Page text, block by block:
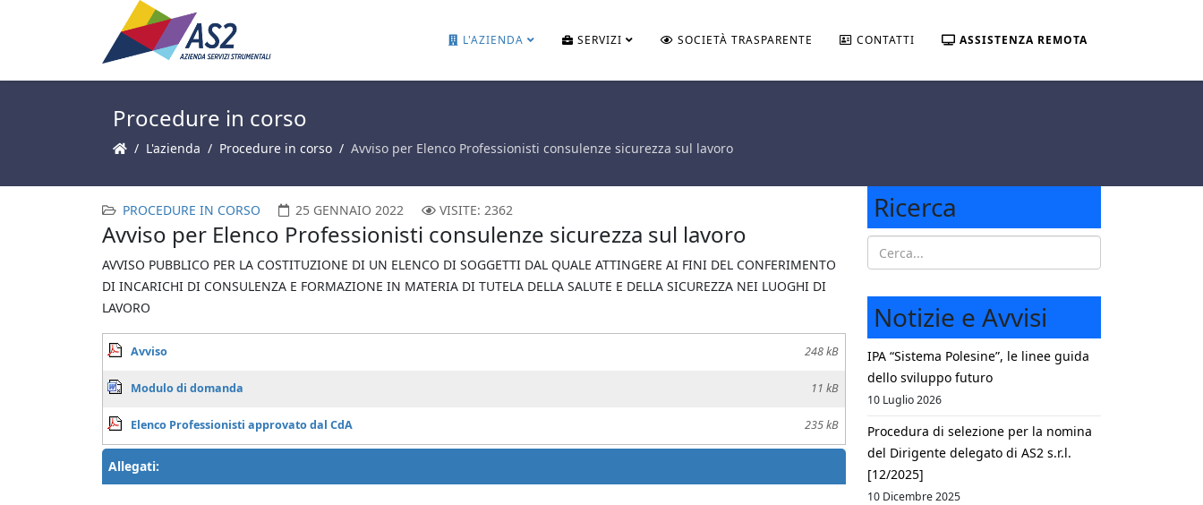
L'AZIENDA SERVIZI SOCIETÀ TRASPARENTE CONTATTI ASSISTENZA REMOTA
Procedure in corso
L'azienda Procedure in corso Avviso per Elenco Professionisti consulenze sicurezza sul lavoro
PROCEDURE IN CORSO 25 GENNAIO 2022 VISITE: 2362
Avviso per Elenco Professionisti consulenze sicurezza sul lavoro
AVVISO PUBBLICO PER LA COSTITUZIONE DI UN ELENCO DI SOGGETTI DAL QUALE ATTINGERE AI FINI DEL CONFERIMENTO
DI INCARICHI DI CONSULENZA E FORMAZIONE IN MATERIA DI TUTELA DELLA SALUTE E DELLA SICUREZZA NEI LUOGHI DI
LAVORO
Allegati:
Avviso 248 kB
Modulo di domanda 11 kB
Elenco Professionisti approvato dal CdA 235 kB
Ricerca
Notizie e Avvisi
IPA “Sistema Polesine”, le linee guida
dello sviluppo futuro
10 Luglio 2026
Procedura di selezione per la nomina
del Dirigente delegato di AS2 s.r.l.
[12/2025]
10 Dicembre 2025